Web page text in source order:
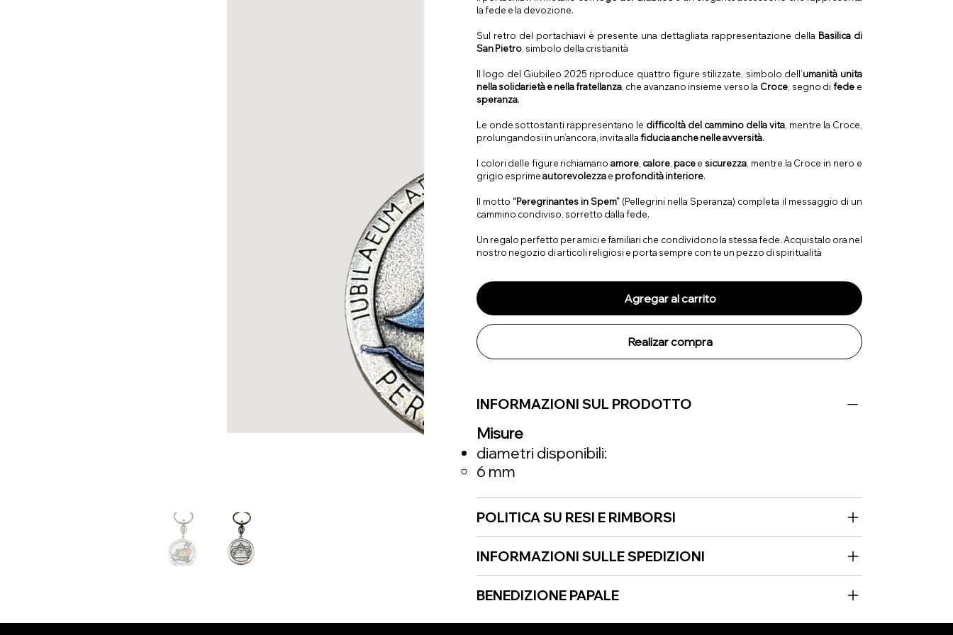
la fede e la devozione.
Sul retro del portachiavi è presente una dettagliata rappresentazione della Basilica di
San Pietro, simbolo della cristianità
Il logo del Giubileo 2025 riproduce quattro figure stilizzate, simbolo dell’umanità unita
nella solidarietàenella fratellanza, che avanzano insieme verso la Croce, segno di fedee
speranza.
Le onde sottostanti rappresentano le difficoltà del cammino della vita, mentre la Croce,
prolungandosi in un’ancora, invita allafiducia anche nelle avversità.
I colori delle figure richiamano amore, calore, pacee sicurezza, mentre la Croce in nero e
grigio esprimeautorevolezzae profondità interiore.
Il motto “Peregrinantes in Spem”(Pellegrini nella Speranza) completa il messaggio di un
cammino condiviso, sorretto dalla fede.
Un regalo perfetto per amici e familiari che condividono la stessa fede. Acquistalo ora nel
nostro negozio di articoli religiosi e porta sempre con te un pezzo di spiritualità
Agregar al carrito
Realizar compra
INFORMAZIONI SUL PRODOTTO
Misure
diametri disponibili:
6 mm
POLITICA SU RESI E RIMBORSI
INFORMAZIONI SULLE SPEDIZIONI
BENEDIZIONE PAPALE